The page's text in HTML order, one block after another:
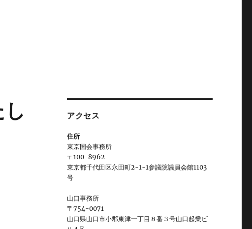
アクセス
住所
東京国会事務所
〒100-8962
東京都千代田区永田町2-1-1参議院議員会館1103
号
山口事務所
〒754-0071
山口県山口市小郡東津一丁目８番３号山口起業ビ